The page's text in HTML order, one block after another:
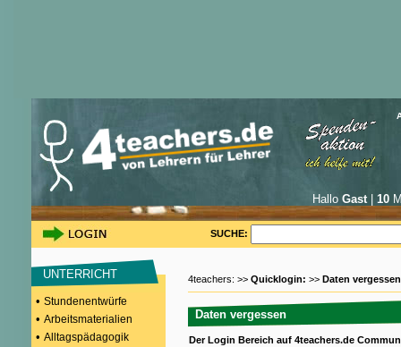
Hallo Gast| 10
SUCHE:
UNTERRICHT
• Stundenentwürfe
• Arbeitsmaterialien
• Alltagspädagogik
4teachers: >> Quicklogin: >> Daten vergessen
Daten vergessen
Der Login Bereich auf 4teachers.de